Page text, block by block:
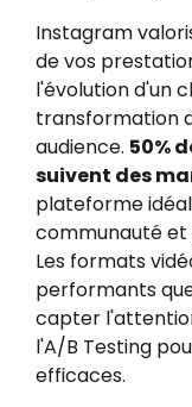
Instagram
de vos
l'évolution d'un
transformation
audience. 50%
suivent des
plateforme
communauté et
Les formats
performants
capter
l'A/B Testing
efficaces.